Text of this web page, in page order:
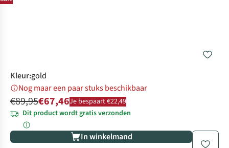
Kleur:gold
Nog maar een paar stuks beschikbaar
€89,95€67,46Je bespaart €22,49
Dit product wordt gratis verzonden
In winkelmand